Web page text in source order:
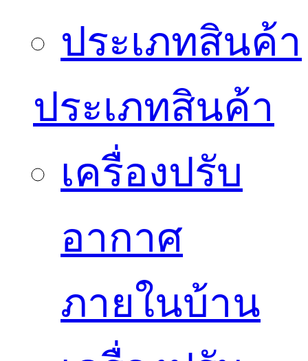
ประเภทสินค้า
ประเภทสินค้า
เครื่องปรับ
อากาศ
ภายในบ้าน